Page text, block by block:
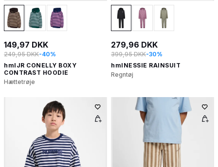
149,97 DKK
249,95 DKK-40%
hmlJR CONELLY BOXY
CONTRAST HOODIE
Hættetrøje
279,96 DKK
399,95 DKK-30%
hmlNESSIE RAINSUIT
Regntøj